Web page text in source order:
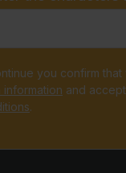
you confirm
and
.